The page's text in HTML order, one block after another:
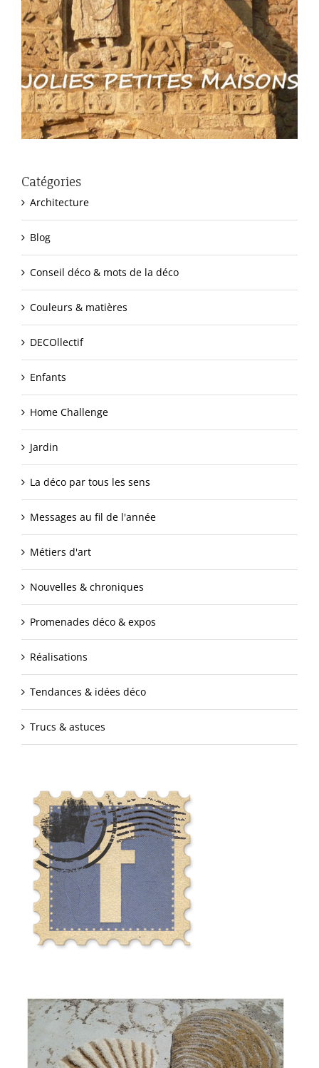
Catégories
Architecture
Blog
Conseil déco & mots de la déco
Couleurs & matières
DECOllectif
Enfants
Home Challenge
Jardin
La déco par tous les sens
Messages au fil de l'année
Métiers d'art
Nouvelles & chroniques
Promenades déco & expos
Réalisations
Tendances & idées déco
Trucs & astuces